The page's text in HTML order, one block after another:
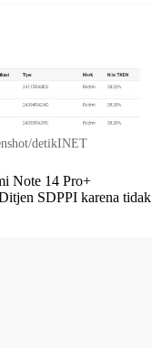
detikINET
Note 14 Pro+
SDPPI karena tidak